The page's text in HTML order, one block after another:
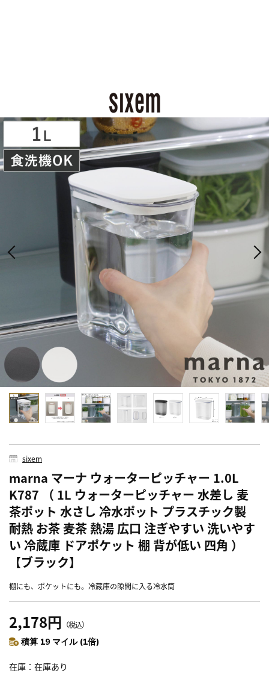
sixem
marna マーナ ウォーターピッチャー 1.0L
K787 （ 1L ウォーターピッチャー 水差し 麦
茶ポット 水さし 冷水ポット プラスチック製
耐熱 お茶 麦茶 熱湯 広口 注ぎやすい 洗いやす
い 冷蔵庫 ドアポケット 棚 背が低い 四角 ）
【ブラック】
棚にも、ポケットにも。冷蔵庫の隙間に入る冷水筒
2,178円 （税込）
積算 19 マイル (1倍)
在庫 在庫あり